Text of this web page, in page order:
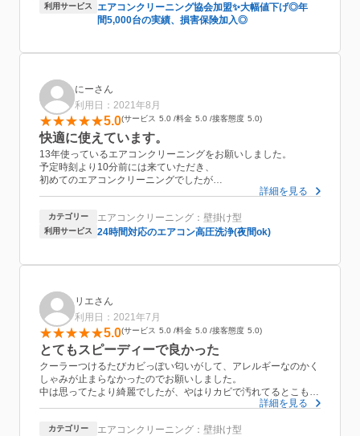
取り組んでおられました。
気になっていたエアコンの臭いは全くしないまでになりましたの
利用サービス
エアコンクリーニング協会加盟✨大幅値下げ◎年
間5,000台の実績、損害保険加入◎
にーさん
利用日：2021年8月
5.0 サービス 5.0 料金 5.0 接客態度 5.0
快適に使えています。
13年使っているエアコンクリーニングをお願いしました。
予定時刻より10分前には来ていただき、
初めてのエアコンクリーニングでしたが
仕事がとても丁寧で気さくな方なので安心してお任せできまし
片付けも手際良くをしていて感心しました。
エアコンも快適に使えています。
詳細を見る
カテゴリー エアコンクリーニング：壁掛け型
利用サービス 24時間対応のエアコン高圧洗浄(夜間ok)
リエさん
利用日：2021年7月
5.0 サービス 5.0 料金 5.0 接客態度 5.0
とてもスピーディーで良かった
クーラーつけるたびカビっぽい匂いがして、アレルギーなのかく
しゃみが止まらなかったのでお願いしました。
中は思ってたより綺麗でしたが、やはりカビで汚れてるとこもあ
り、綺麗にしていただき、匂いも無くなり良かったです！
た。
詳細を見る
カテゴリー エアコンクリーニング：壁掛け型